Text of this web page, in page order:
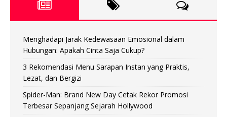
Menghadapi Jarak Kedewasaan Emosional dalam
Hubungan: Apakah Cinta Saja Cukup?
3 Rekomendasi Menu Sarapan Instan yang Praktis,
Lezat, dan Bergizi
Spider-Man: Brand New Day Cetak Rekor Promosi
Terbesar Sepanjang Sejarah Hollywood